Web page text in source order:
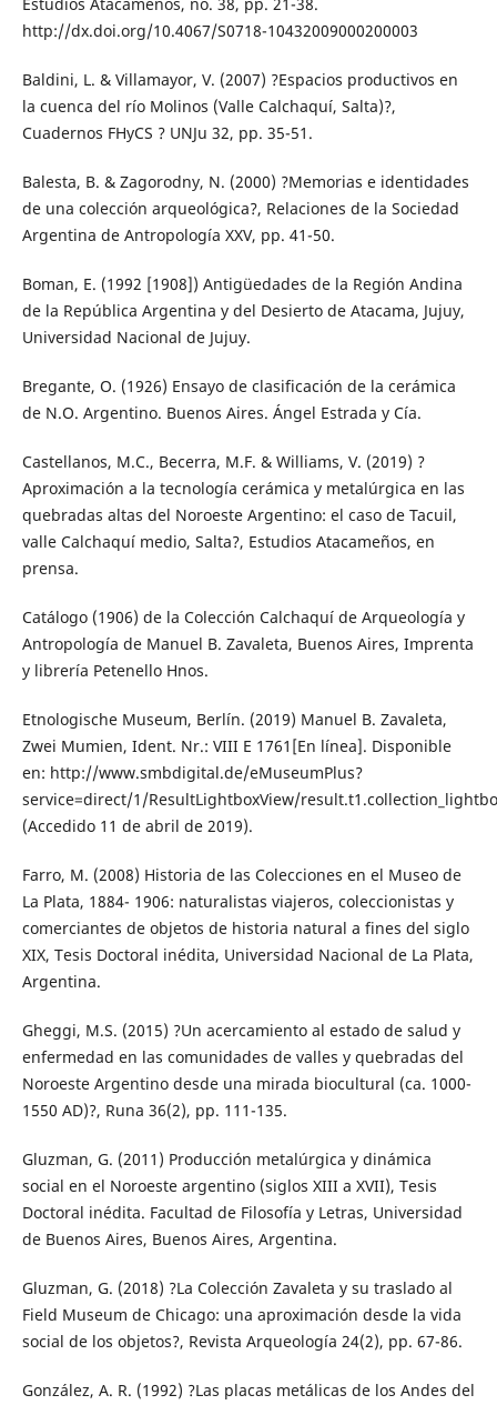
http://dx.doi.org/10.4067/S0718-10432009000200003
Baldini, L. & Villamayor, V. (2007) ?Espacios productivos en
la cuenca del río Molinos (Valle Calchaquí, Salta)?,
Cuadernos FHyCS ? UNJu 32, pp. 35-51.
Balesta, B. & Zagorodny, N. (2000) ?Memorias e identidades
de una colección arqueológica?, Relaciones de la Sociedad
Argentina de Antropología XXV, pp. 41-50.
Boman, E. (1992 [1908]) Antigüedades de la Región Andina
de la República Argentina y del Desierto de Atacama, Jujuy,
Universidad Nacional de Jujuy.
Bregante, O. (1926) Ensayo de clasificación de la cerámica
de N.O. Argentino. Buenos Aires. Ángel Estrada y Cía.
Castellanos, M.C., Becerra, M.F. & Williams, V. (2019) ?
Aproximación a la tecnología cerámica y metalúrgica en las
quebradas altas del Noroeste Argentino: el caso de Tacuil,
valle Calchaquí medio, Salta?, Estudios Atacameños, en
prensa.
Catálogo (1906) de la Colección Calchaquí de Arqueología y
Antropología de Manuel B. Zavaleta, Buenos Aires, Imprenta
y librería Petenello Hnos.
Etnologische Museum, Berlín. (2019) Manuel B. Zavaleta,
Zwei Mumien, Ident. Nr.: VIII E 1761[En línea]. Disponible
en: http://www.smbdigital.de/eMuseumPlus?
service=direct/1/ResultLightboxView/
(Accedido 11 de abril de 2019).
Farro, M. (2008) Historia de las Colecciones en el Museo de
La Plata, 1884- 1906: naturalistas viajeros, coleccionistas y
comerciantes de objetos de historia natural a fines del siglo
XIX, Tesis Doctoral inédita, Universidad Nacional de La Plata,
Argentina.
Gheggi, M.S. (2015) ?Un acercamiento al estado de salud y
enfermedad en las comunidades de valles y quebradas del
Noroeste Argentino desde una mirada biocultural (ca. 1000-
1550 AD)?, Runa 36(2), pp. 111-135.
Gluzman, G. (2011) Producción metalúrgica y dinámica
social en el Noroeste argentino (siglos XIII a XVII), Tesis
Doctoral inédita. Facultad de Filosofía y Letras, Universidad
de Buenos Aires, Buenos Aires, Argentina.
Gluzman, G. (2018) ?La Colección Zavaleta y su traslado al
Field Museum de Chicago: una aproximación desde la vida
social de los objetos?, Revista Arqueología 24(2), pp. 67-86.
González, A. R. (1992) ?Las placas metálicas de los Andes del